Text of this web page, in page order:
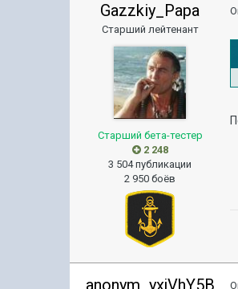
Gazzkiy_Papa
Старший лейтенант
Старший бета-тестер
2 248
3 504 публикации
2 950 боёв
anonym_yxjVhY5B